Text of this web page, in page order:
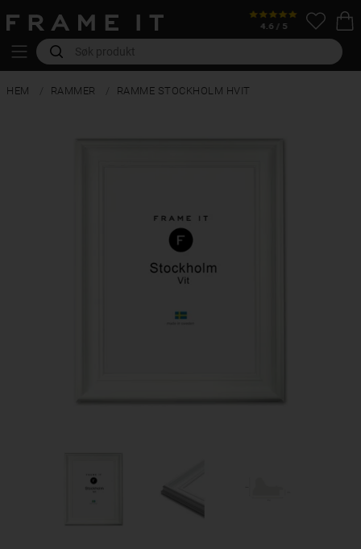
HEM RAMMER RAMME STOCKHOLM HVIT